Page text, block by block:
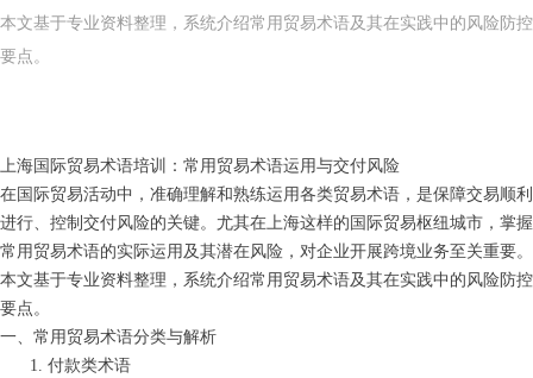
本文基于专业资料整理，系统介绍常用贸易术语及其在实践中的风险防控
要点。
上海国际贸易术语培训：常用贸易术语运用与交付风险
在国际贸易活动中，准确理解和熟练运用各类贸易术语，是保障交易顺利
进行、控制交付风险的关键。尤其在上海这样的国际贸易枢纽城市，掌握
常用贸易术语的实际运用及其潜在风险，对企业开展跨境业务至关重要。
本文基于专业资料整理，系统介绍常用贸易术语及其在实践中的风险防控
要点。
一、常用贸易术语分类与解析
付款类术语